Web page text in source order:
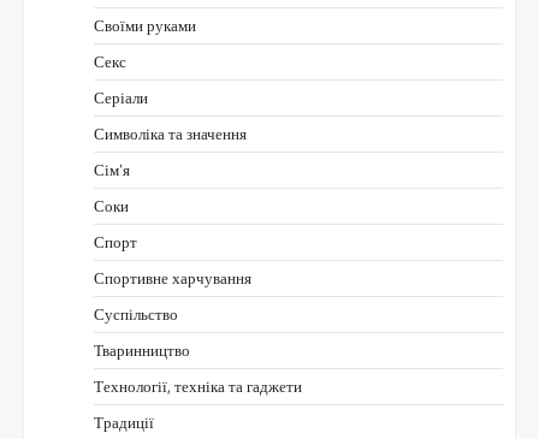
Своїми руками
Секс
Серіали
Символіка та значення
Сім’я
Соки
Спорт
Спортивне харчування
Суспільство
Тваринництво
Технології, техніка та гаджети
Традиції